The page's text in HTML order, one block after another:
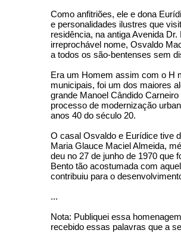
Como anfitriões, ele e dona
e personalidades ilustres que
residência, na antiga Avenida
irreprochável nome, Osvaldo
a todos os são-bentenses sem
Era um Homem assim com o H
municipais, foi um dos maiores
grande Manoel Cândido
processo de modernização
anos 40 do século 20.
O casal Osvaldo e Eurídice tive
Maria Glauce Maciel Almeida,
deu no 27 de junho de 1970 que
Bento tão acostumada com
contribuiu para o
...
Nota: Publiquei essa
recebido essas palavras que a